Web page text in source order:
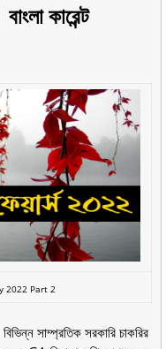
কারেন্ট
2022 Part 2
সাম্প্রতিক সরকারি চাকরির